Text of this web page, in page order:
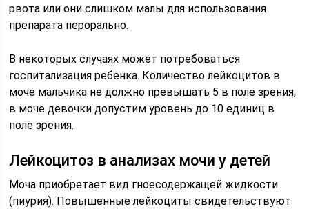
рвота или они слишком малы для использования
препарата перорально.
В некоторых случаях может потребоваться
госпитализация ребенка. Количество лейкоцитов в
моче мальчика не должно превышать 5 в поле зрения,
в моче девочки допустим уровень до 10 единиц в
поле зрения.
Лейкоцитоз в анализах мочи у детей
Моча приобретает вид гноесодержащей жидкости
(пиурия). Повышенные лейкоциты свидетельствуют